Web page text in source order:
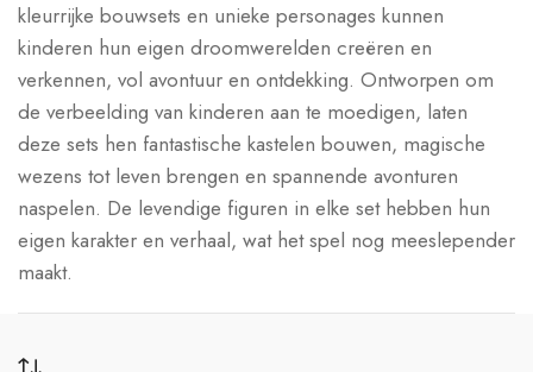
kleurrijke bouwsets en unieke personages kunnen
kinderen hun eigen droomwerelden creëren en
verkennen, vol avontuur en ontdekking. Ontworpen om
de verbeelding van kinderen aan te moedigen, laten
deze sets hen fantastische kastelen bouwen, magische
wezens tot leven brengen en spannende avonturen
naspelen. De levendige figuren in elke set hebben hun
eigen karakter en verhaal, wat het spel nog meeslepender
maakt.